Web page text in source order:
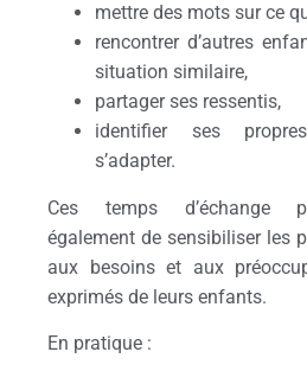
mettre des mots sur ce
rencontrer d’autres
situation similaire,
partager ses ressentis,
identifier ses
s’adapter.
Ces temps d’échange
également de sensibiliser les
aux besoins et aux
exprimés de leurs enfants.
En pratique :